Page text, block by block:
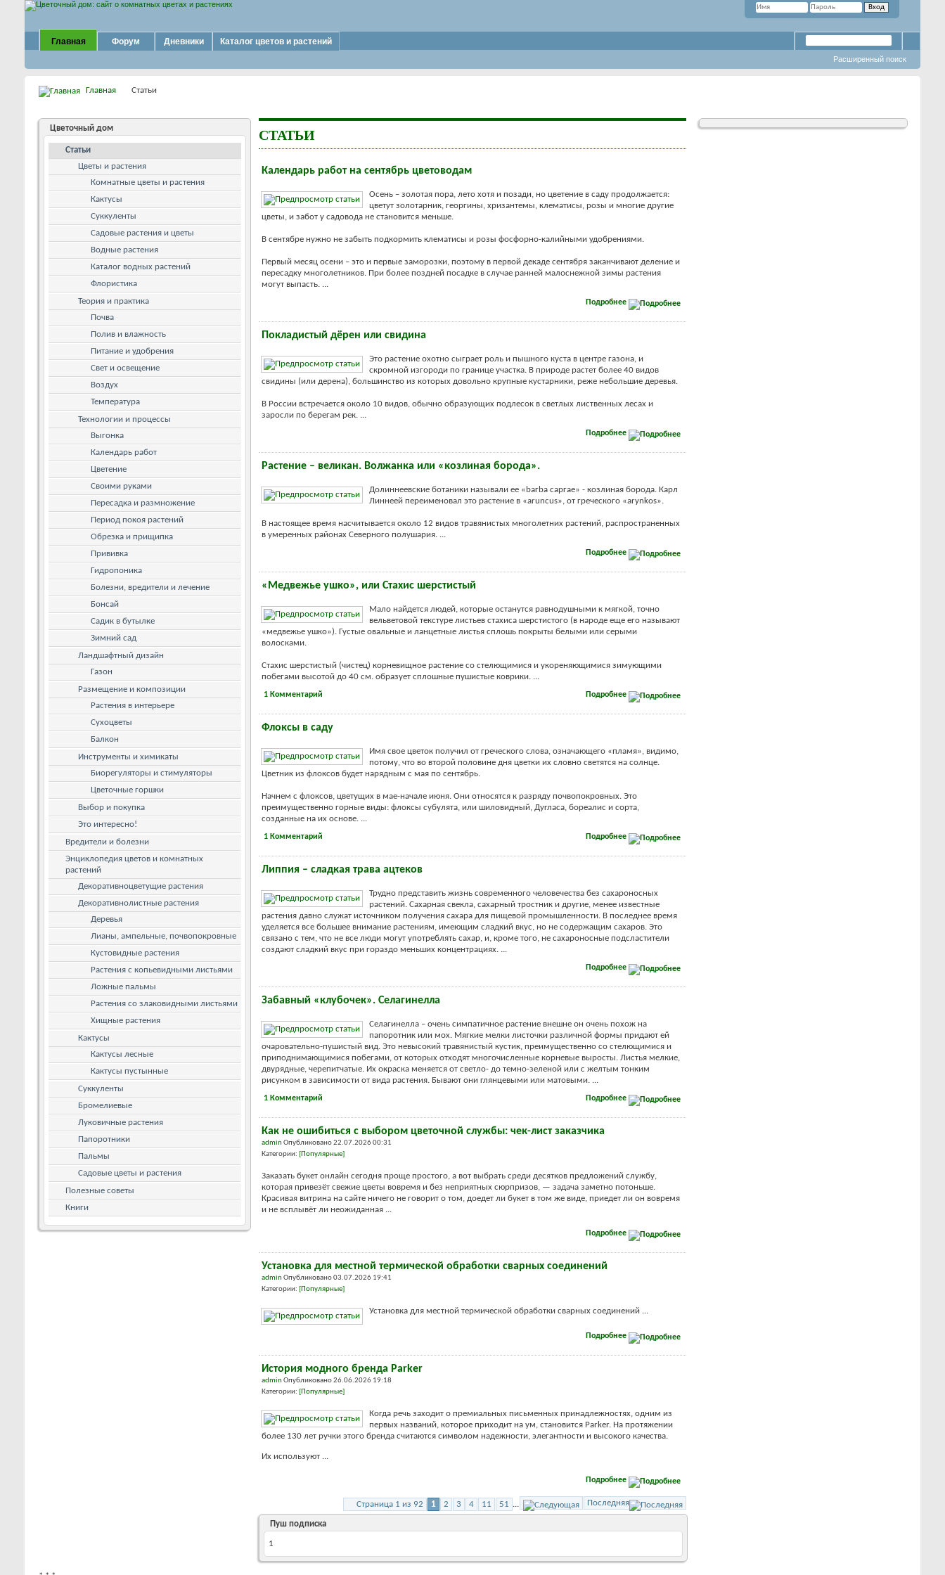
Главная Форум Дневники Каталог цветов и растений
Расширенный поиск
Главная Статьи
СТАТЬИ
Календарь работ на сентябрь цветоводам
Осень – золотая пора, лето хотя и позади, но цветение в саду продолжается:
цветут золотарник, георгины, хризантемы, клематисы, розы и многие другие
цветы, и забот у садовода не становится меньше.
В сентябре нужно не забыть подкормить клематисы и розы фосфорно-калийными удобрениями.
Первый месяц осени – это и первые заморозки, поэтому в первой декаде сентября заканчивают деление и
пересадку многолетников. При более поздней посадке в случае ранней малоснежной зимы растения
могут выпасть. ...
Подробнее
Покладистый дёрен или свидина
Это растение охотно сыграет роль и пышного куста в центре газона, и
скромной изгороди по границе участка. В природе растет более 40 видов
свидины (или дерена), большинство из которых довольно крупные кустарники, реже небольшие деревья.
В России встречается около 10 видов, обычно образующих подлесок в светлых лиственных лесах и
заросли по берегам рек. ...
Подробнее
Растение – великан. Волжанка или «козлиная борода».
Долиннеевские ботаники называли ее «bагbа саргае» - козлиная борода. Карл
Линнеей переименовал это растение в «aruncus», от греческого «arynkos».
В настоящее время насчитывается около 12 видов травянистых многолетних растений, распространенных
в умеренных районах Северного полушария. ...
Подробнее
«Медвежье ушко», или Стахис шерстистый
Мало найдется людей, которые останутся равнодушными к мягкой, точно
вельветовой текстуре листьев стахиса шерстистого (в народе еще его называют
«медвежье ушко»). Густые овальные и ланцетные листья сплошь покрыты белыми или серыми
волосками.
Стахис шерстистый (чистец) корневищное растение со стелющимися и укореняющимися зимующими
побегами высотой до 40 см. образует сплошные пушистые коврики. ...
Подробнее
1 Комментарий
Флоксы в саду
Имя свое цветок получил от греческого слова, означающего «пламя», видимо,
потому, что во второй половине дня цветки их словно светятся на солнце.
Цветник из флоксов будет нарядным с мая по сентябрь.
Начнем с флоксов, цветущих в мае-начале июня. Они относятся к разряду почвопокровных. Это
преимущественно горные виды: флоксы субулята, или шиловидный, Дугласа, бореалис и сорта,
созданные на их основе. ...
Подробнее
1 Комментарий
Липпия – сладкая трава ацтеков
Трудно представить жизнь современного человечества без сахароносных
растений. Сахарная свекла, сахарный тростник и другие, менее известные
растения давно служат источником получения сахара для пищевой промышленности. В последнее время
уделяется все большее внимание растениям, имеющим сладкий вкус, но не содержащим сахаров. Это
связано с тем, что не все люди могут употреблять сахар, и, кроме того, не сахароносные подсластители
создают сладкий вкус при гораздо меньших концентрациях. ...
Подробнее
Забавный «клубочек». Селагинелла
Селагинелла – очень симпатичное растение внешне он очень похож на
папоротник или мох. Мягкие мелки листочки различной формы придают ей
очаровательно-пушистый вид. Это невысокий травянистый кустик, преимущественно со стелющимися и
приподнимающимися побегами, от которых отходят многочисленные корневые выросты. Листья мелкие,
двурядные, черепитчатые. Их окраска меняется от светло- до темно-зеленой или с желтым тонким
рисунком в зависимости от вида растения. Бывают они глянцевыми или матовыми. ...
Подробнее
1 Комментарий
Как не ошибиться с выбором цветочной службы: чек-лист заказчика
adminОпубликовано 22.07.2026 00:31
Категории: [Популярные]
Заказать букет онлайн сегодня проще простого, а вот выбрать среди десятков предложений службу,
которая привезёт свежие цветы вовремя и без неприятных сюрпризов, — задача заметно потоньше.
Красивая витрина на сайте ничего не говорит о том, доедет ли букет в том же виде, приедет ли он вовремя
и не всплывёт ли неожиданная ...
Подробнее
Установка для местной термической обработки сварных соединений
adminОпубликовано 03.07.2026 19:41
Категории: [Популярные]
Установка для местной термической обработки сварных соединений ...
Подробнее
История модного бренда Parker
adminОпубликовано 26.06.2026 19:18
Категории: [Популярные]
Когда речь заходит о премиальных письменных принадлежностях, одним из
первых названий, которое приходит на ум, становится Parker. На протяжении
более 130 лет ручки этого бренда считаются символом надежности, элегантности и высокого качества.
Их используют ...
Подробнее
Страница 1 из 92 1 2 3 4 11 51 Последняя
Пуш подписка
1
Цветочный дом
Статьи
Цветы и растения
Комнатные цветы и растения
Кактусы
Суккуленты
Садовые растения и цветы
Водные растения
Каталог водных растений
Флористика
Теория и практика
Почва
Полив и влажность
Питание и удобрения
Свет и освещение
Воздух
Температура
Технологии и процессы
Выгонка
Календарь работ
Цветение
Своими руками
Пересадка и размножение
Период покоя растений
Обрезка и прищипка
Прививка
Гидропоника
Болезни, вредители и лечение
Бонсай
Садик в бутылке
Зимний сад
Ландшафтный дизайн
Газон
Размещение и композиции
Растения в интерьере
Сухоцветы
Балкон
Инструменты и химикаты
Биорегуляторы и стимуляторы
Цветочные горшки
Выбор и покупка
Это интересно!
Вредители и болезни
Энциклопедия цветов и комнатных
растений
Декоративноцветущие растения
Декоративнолистные растения
Деревья
Лианы, ампельные, почвопокровные
Кустовидные растения
Растения с копьевидными листьями
Ложные пальмы
Растения со злаковидными листьями
Хищные растения
Кактусы
Кактусы лесные
Кактусы пустынные
Суккуленты
Бромелиевые
Луковичные растения
Папоротники
Пальмы
Садовые цветы и растения
Полезные советы
Книги